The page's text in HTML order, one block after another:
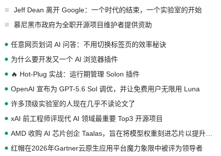
Jeff Dean 离开 Google：一个时代的结束，一个实验室的开始
慕尼黑市政府为全职开源项目维护者提供资助
任意网页划词 AI 问答：不用切换标签页的效率秘诀
为什么要开发又一个 AI 浏览器插件
🔥 Hot-Plug 实战：运行期管理 Solon 插件
OpenAI 宣布为 GPT-5.6 Sol 调优，并让免费用户无限用 Luna
许多顶级实验室的人现在几乎不读论文了
xAI 前工程师评现代 AI 领域最重要 Top3 开源项目
红帽在2026年Gartner云原生应用平台魔力象限中被评为领导者